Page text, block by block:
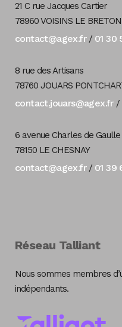
21 C rue Jacques Cartier
78960 VOISINS LE
contact@agex.fr/ 01 30
8 rue des Artisans
78760 JOUARS
contact.jouars@agex.fr/
6 avenue Charles de
78150 LE CHESNAY
contact@agex.fr/ 01 39
Réseau Talliant
Nous sommes membres
indépendants.